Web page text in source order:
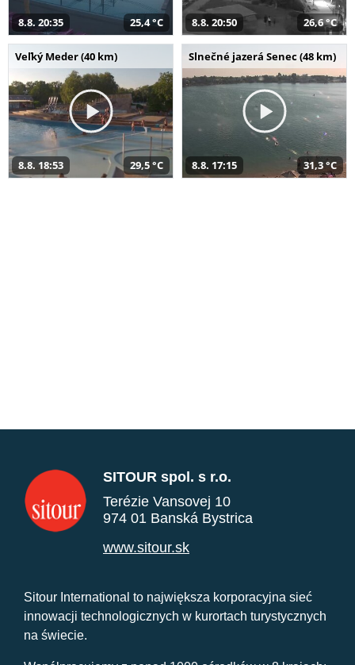
8.8. 20:35 25,4 °C 8.8. 20:50 26,6 °C
Veľký Meder (40 km)
8.8. 18:53 29,5 °C
Slnečné jazerá Senec (48 km)
8.8. 17:15 31,3 °C
SITOUR spol. s r.o.
Terézie Vansovej 10
974 01 Banská Bystrica
www.sitour.sk
Sitour International to największa korporacyjna sieć
innowacji technologicznych w kurortach turystycznych
na świecie.